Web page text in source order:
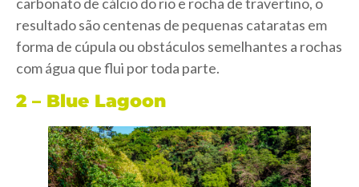
resultado são centenas de pequenas cataratas em
forma de cúpula ou obstáculos semelhantes a rochas
com água que flui por toda parte.
2 – Blue Lagoon